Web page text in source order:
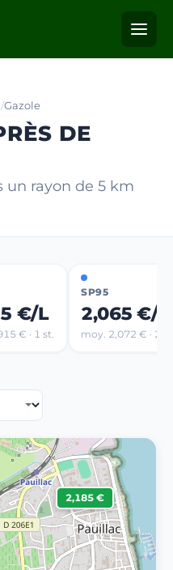
/Gazole
DE
un rayon de 5 km
€/L
€ · 1 st.
SP95
2,065 €/L
moy. 2,072 € · 2
2,185 €